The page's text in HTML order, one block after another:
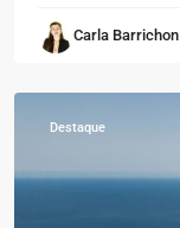
Carla Barrichon
Calheta
Estreito
da
Destaque